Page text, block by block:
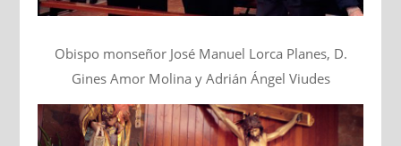
Obispo monseñor José Manuel Lorca Planes, D.
Gines Amor Molina y Adrián Ángel Viudes